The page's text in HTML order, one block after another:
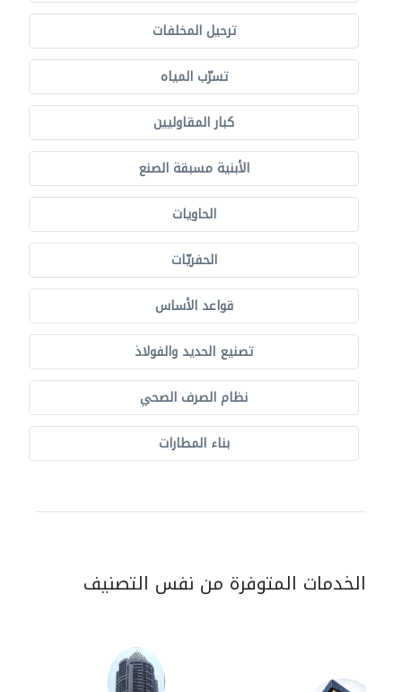
ترحيل المخلفات
تسرّب المياه
كبار المقاوليين
الأبنية مسبقة الصنع
الحاويات
الحفريّات
قواعد الأساس
تصنيع الحديد والفولاذ
نظام الصرف الصحي
بناء المطارات
الخدمات المتوفرة من نفس التصنيف